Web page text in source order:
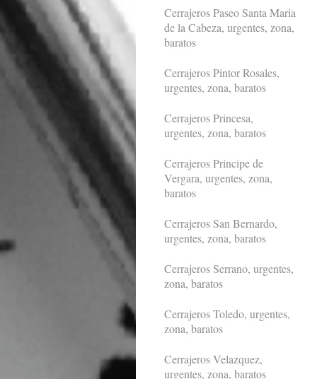
Cerrajeros Paseo Santa Maria
de la Cabeza, urgentes, zona,
baratos
Cerrajeros Pintor Rosales,
urgentes, zona, baratos
Cerrajeros Princesa,
urgentes, zona, baratos
Cerrajeros Principe de
Vergara, urgentes, zona,
baratos
Cerrajeros San Bernardo,
urgentes, zona, baratos
Cerrajeros Serrano, urgentes,
zona, baratos
Cerrajeros Toledo, urgentes,
zona, baratos
Cerrajeros Velazquez,
urgentes, zona, baratos